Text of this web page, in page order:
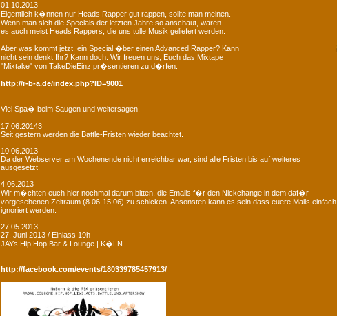
01.10.2013
Eigentlich k�nnen nur Heads Rapper gut rappen, sollte man meinen.
Wenn man sich die Specials der letzten Jahre so anschaut, waren
es auch meist Heads Rappers, die uns tolle Musik geliefert werden.
Aber was kommt jetzt, ein Special �ber einen Advanced Rapper? Kann
nicht sein denkt Ihr? Kann doch. Wir freuen uns, Euch das Mixtape
"Mixtake" von TakeDieEinz pr�sentieren zu d�rfen.
http://r-b-a.de/index.php?ID=9001
Viel Spa� beim Saugen und weitersagen.
17.06.20143
Seit gestern werden die Battle-Fristen wieder beachtet.
10.06.2013
Da der Webserver am Wochenende nicht erreichbar war, sind alle Fristen bis auf weiteres
ausgesetzt.
4.06.2013
Wir m�chten euch hier nochmal darum bitten, die Emails f�r den Nickchange in dem daf�r
vorgesehenen Zeitraum (8.06-15.06) zu schicken. Ansonsten kann es sein dass euere Mails einfach
ignoriert werden.
27.05.2013
27. Juni 2013 / Einlass 19h
JAYs Hip Hop Bar & Lounge | K�LN
http://facebook.com/events/180339785457913/